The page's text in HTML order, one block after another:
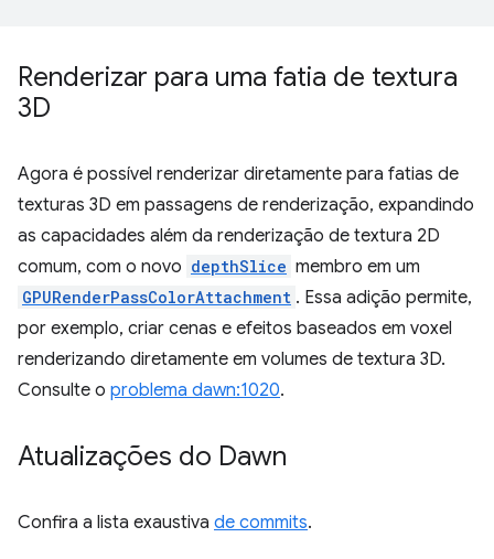
Renderizar para uma fatia de textura
3D
Agora é possível renderizar diretamente para fatias de
texturas 3D em passagens de renderização, expandindo
as capacidades além da renderização de textura 2D
comum, com o novo depthSlice membro em um
GPURenderPassColorAttachment . Essa adição permite,
por exemplo, criar cenas e efeitos baseados em voxel
renderizando diretamente em volumes de textura 3D.
Consulte o problema dawn:1020.
Atualizações do Dawn
Confira a lista exaustiva de commits.